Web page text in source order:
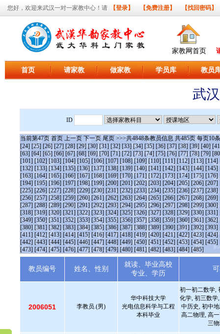
您好，欢迎来武汉一对一家教中心！请 【登录】 【免费注册】 【找回密码】
家教网首页
首页 请家教 做家教 学员库 教员
武
ID
当前第47页 首页 上一页 下一页 尾页 >>>共4848条教员信息 共485页 每页10
[24] [25] [26] [27] [28] [29] [30] [31] [32] [33] [34] [35] [36] [37] [38] [39] [40]
[63] [64] [65] [66] [67] [68] [69] [70] [71] [72] [73] [74] [75] [76] [77] [78] [79]
[101] [102] [103] [104] [105] [106] [107] [108] [109] [110] [111] [112] [113] [114]
[132] [133] [134] [135] [136] [137] [138] [139] [140] [141] [142] [143] [144] [145]
[163] [164] [165] [166] [167] [168] [169] [170] [171] [172] [173] [174] [175] [176]
[194] [195] [196] [197] [198] [199] [200] [201] [202] [203] [204] [205] [206] [207]
[225] [226] [227] [228] [229] [230] [231] [232] [233] [234] [235] [236] [237] [238]
[256] [257] [258] [259] [260] [261] [262] [263] [264] [265] [266] [267] [268] [269]
[287] [288] [289] [290] [291] [292] [293] [294] [295] [296] [297] [298] [299] [300]
[318] [319] [320] [321] [322] [323] [324] [325] [326] [327] [328] [329] [330] [331]
[349] [350] [351] [352] [353] [354] [355] [356] [357] [358] [359] [360] [361] [362]
[380] [381] [382] [383] [384] [385] [386] [387] [388] [389] [390] [391] [392] [393]
[411] [412] [413] [414] [415] [416] [417] [418] [419] [420] [421] [422] [423] [424]
[442] [443] [444] [445] [446] [447] [448] [449] [450] [451] [452] [453] [454] [455]
[473] [474] [475] [476] [477] [478] [479] [480] [481] [482] [483] [484] [485]
教员编号 姓名、性别
就读、毕业高校
专业、学历
2006051 李教员.(男)
华中科技大学
光电信息科学与工程
本科毕业
初一初二数学,
化学, 初三数学
中历史, 初中
高二物理, 高
三